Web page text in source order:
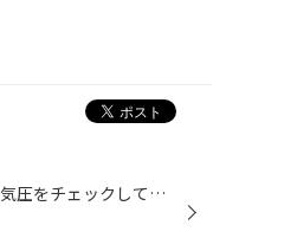
本日、冬タイヤから夏タイヤへ交換作業のお客様、 夏タイヤの空気圧をチェックしていると1本異常に空気圧が低い物が… タイヤの角にネジが一本刺さっておりました。 刺さっている場所が安全上、修理できない場所にあり、 また4年使用で残溝も少ないことから交換となりました。 点検は無料ですので、...